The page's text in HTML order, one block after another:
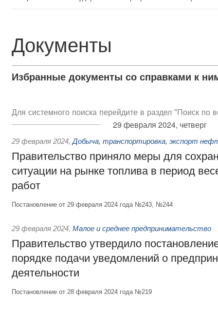
Документы
Избранные документы со справками к
Для системного поиска перейдите в раздел "Поиск по
29 февраля 2024, четверг
29 февраля 2024, Добыча, транспортировка, экспорт
Правительство приняло меры для
ситуации на рынке топлива в период
работ
Постановление от 29 февраля 2024 года №243, №244
29 февраля 2024, Малое и среднее предпринимательство
Правительство утвердило
порядке подачи уведомлений о
деятельности
Постановление от 28 февраля 2024 года №219